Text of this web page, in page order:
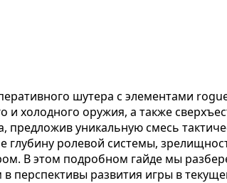
шутера с элементами
холодного оружия, а также
уникальную смесь
глубину ролевой системы,
В этом подробном гайде мы
перспективы развития игры в